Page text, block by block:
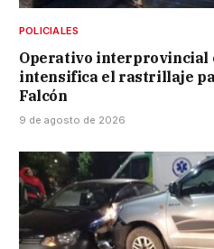
POLICIALES
Operativo interprovincial
intensifica el rastrillaje
Falcón
9 de agosto de 2026